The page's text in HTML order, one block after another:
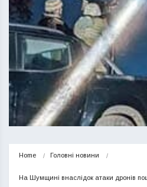
Home Головні новини
На Шумщині внаслідок атаки дронів